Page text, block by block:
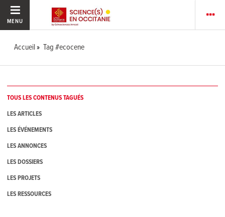
MENU
Accueil Tag #ecocene
TOUS LES CONTENUS TAGUÉS
LES ARTICLES
LES ÉVÉNEMENTS
LES ANNONCES
LES DOSSIERS
LES PROJETS
LES RESSOURCES